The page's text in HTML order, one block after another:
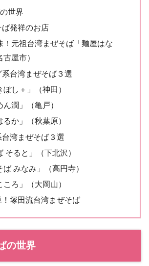
世界
発祥のお店
！元祖台湾まぜそば「麺屋はな
屋市）
系台湾まぜそば３選
ぼし＋」（神田）
ん潤」（亀戸）
るか」（秋葉原）
湾まぜそば３選
そると」（下北沢）
ば みなみ」（高円寺）
ころ」（大岡山）
塚田流台湾まぜそば
の世界